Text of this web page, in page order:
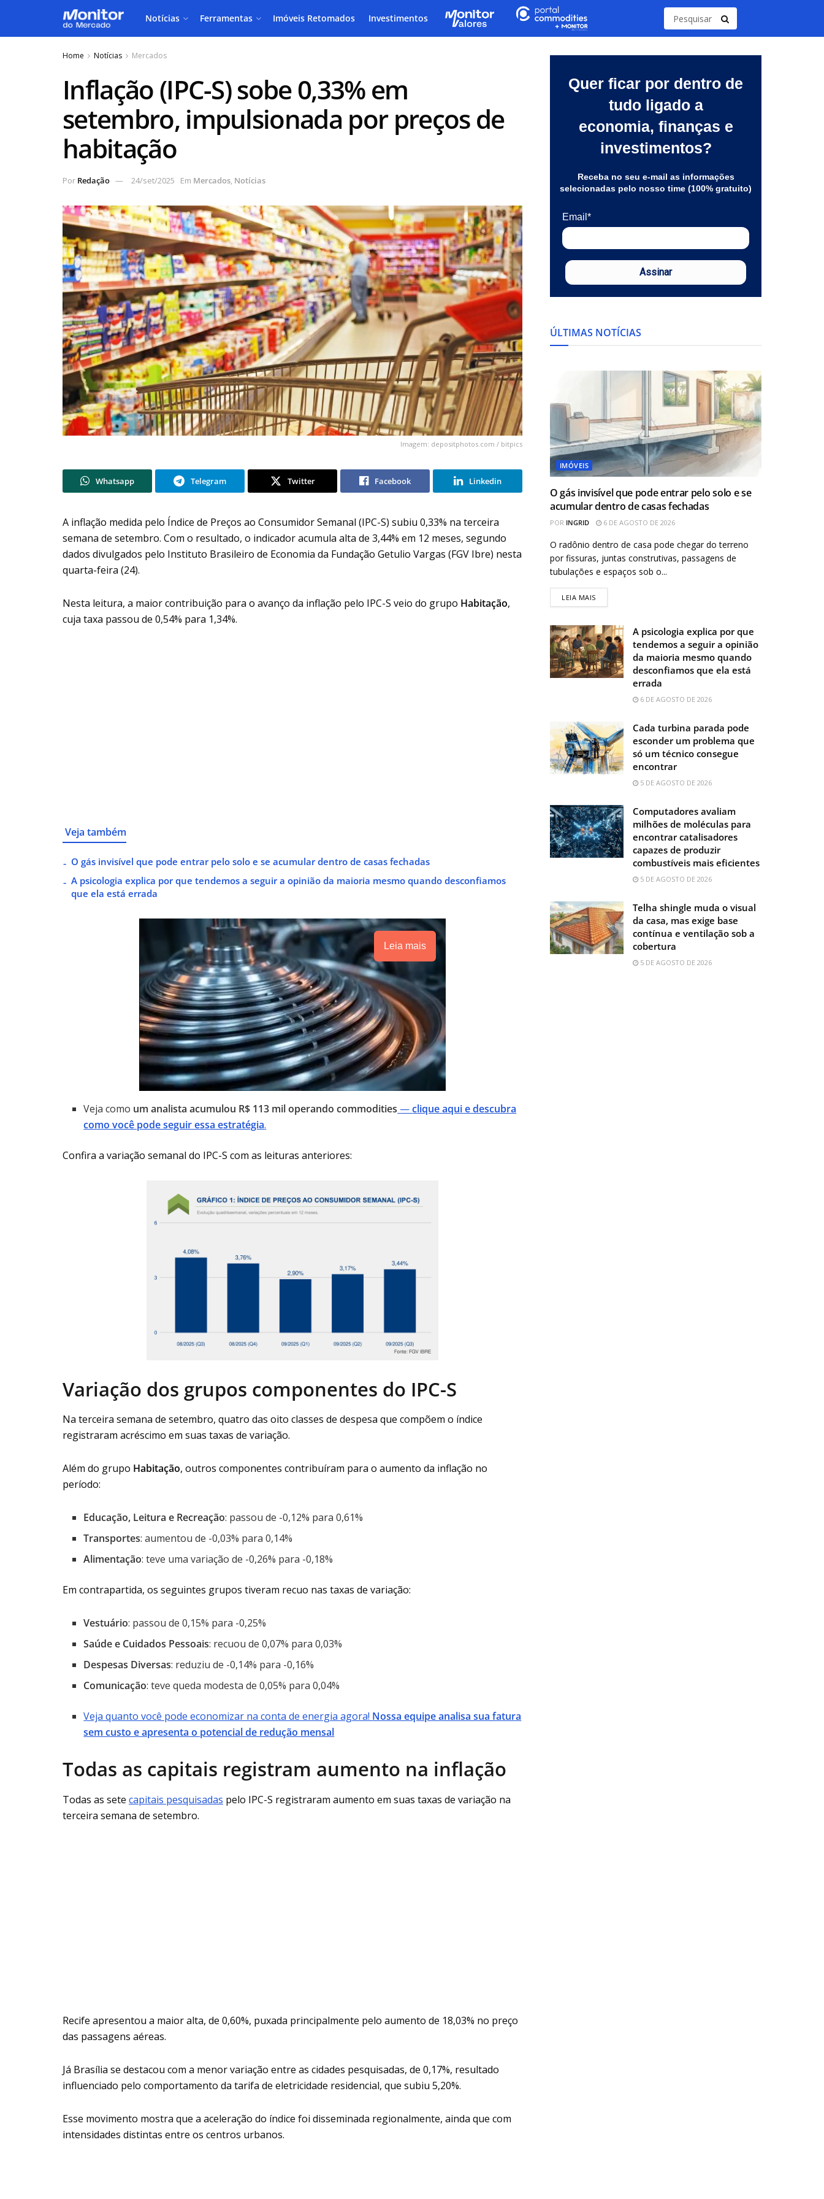
Notícias Ferramentas Imóveis Retomados Investimentos
Home Notícias Mercados
Inflação (IPC-S) sobe 0,33% em
setembro, impulsionada por preços de
habitação
Por Redação 24/set/2025 Em Mercados, Notícias
Imagem: depositphotos.com / bitpics
Whatsapp Telegram Twitter Facebook Linkedin
A inflação medida pelo Índice de Preços ao Consumidor Semanal (IPC-S) subiu 0,33% na terceira
semana de setembro. Com o resultado, o indicador acumula alta de 3,44% em 12 meses, segundo
dados divulgados pelo Instituto Brasileiro de Economia da Fundação Getulio Vargas (FGV Ibre) nesta
quarta-feira (24).
Nesta leitura, a maior contribuição para o avanço da inflação pelo IPC-S veio do grupo Habitação,
cuja taxa passou de 0,54% para 1,34%.
Veja também
O gás invisível que pode entrar pelo solo e se acumular dentro de casas fechadas
A psicologia explica por que tendemos a seguir a opinião da maioria mesmo quando desconfiamos
que ela está errada
Leia mais
Veja como um analista acumulou R$ 113 mil operando commodities —clique aqui e descubra
como você pode seguir essa estratégia.
Confira a variação semanal do IPC-S com as leituras anteriores:
Variação dos grupos componentes do IPC-S
Na terceira semana de setembro, quatro das oito classes de despesa que compõem o índice
registraram acréscimo em suas taxas de variação.
Além do grupo Habitação, outros componentes contribuíram para o aumento da inflação no
período:
Educação, Leitura e Recreação: passou de -0,12% para 0,61%
Transportes: aumentou de -0,03% para 0,14%
Alimentação: teve uma variação de -0,26% para -0,18%
Em contrapartida, os seguintes grupos tiveram recuo nas taxas de variação:
Vestuário: passou de 0,15% para -0,25%
Saúde e Cuidados Pessoais: recuou de 0,07% para 0,03%
Despesas Diversas: reduziu de -0,14% para -0,16%
Comunicação: teve queda modesta de 0,05% para 0,04%
Veja quanto você pode economizar na conta de energia agora! Nossa equipe analisa sua fatura
sem custo e apresenta o potencial de redução mensal
Todas as capitais registram aumento na inflação
Todas as sete capitais pesquisadas pelo IPC-S registraram aumento em suas taxas de variação na
terceira semana de setembro.
Recife apresentou a maior alta, de 0,60%, puxada principalmente pelo aumento de 18,03% no preço
das passagens aéreas.
Já Brasília se destacou com a menor variação entre as cidades pesquisadas, de 0,17%, resultado
influenciado pelo comportamento da tarifa de eletricidade residencial, que subiu 5,20%.
Esse movimento mostra que a aceleração do índice foi disseminada regionalmente, ainda que com
intensidades distintas entre os centros urbanos.
Quer ficar por dentro de
tudo ligado a
economia, finanças e
investimentos?
Receba no seu e-mail as informações
selecionadas pelo nosso time (100% gratuito)
Email*
Assinar
ÚLTIMAS NOTÍCIAS
IMÓVEIS
O gás invisível que pode entrar pelo solo e se
acumular dentro de casas fechadas
POR INGRID 6 DE AGOSTO DE 2026
O radônio dentro de casa pode chegar do terreno
por fissuras, juntas construtivas, passagens de
tubulações e espaços sob o...
LEIA MAIS
A psicologia explica por que
tendemos a seguir a opinião
da maioria mesmo quando
desconfiamos que ela está
errada
6 DE AGOSTO DE 2026
Cada turbina parada pode
esconder um problema que
só um técnico consegue
encontrar
5 DE AGOSTO DE 2026
Computadores avaliam
milhões de moléculas para
encontrar catalisadores
capazes de produzir
combustíveis mais eficientes
5 DE AGOSTO DE 2026
Telha shingle muda o visual
da casa, mas exige base
contínua e ventilação sob a
cobertura
5 DE AGOSTO DE 2026